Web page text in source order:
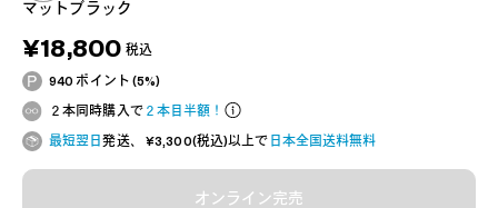
マットブラック
¥18,800 税込
940 ポイント (5%)
２本同時購入で２本目半額！
最短翌日発送、 ¥3,300(税込)以上で 日本全国送料無料
オンライン完売